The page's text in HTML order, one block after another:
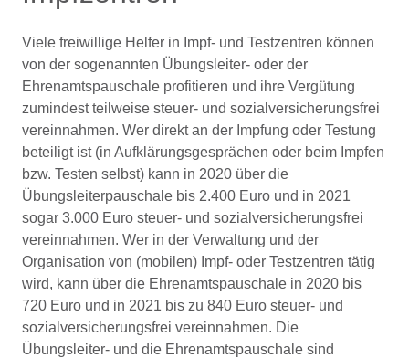
Viele freiwillige Helfer in Impf- und Testzentren können
von der sogenannten Übungsleiter- oder der
Ehrenamtspauschale profitieren und ihre Vergütung
zumindest teilweise steuer- und sozialversicherungsfrei
vereinnahmen. Wer direkt an der Impfung oder Testung
beteiligt ist (in Aufklärungsgesprächen oder beim Impfen
bzw. Testen selbst) kann in 2020 über die
Übungsleiterpauschale bis 2.400 Euro und in 2021
sogar 3.000 Euro steuer- und sozialversicherungsfrei
vereinnahmen. Wer in der Verwaltung und der
Organisation von (mobilen) Impf- oder Testzentren tätig
wird, kann über die Ehrenamtspauschale in 2020 bis
720 Euro und in 2021 bis zu 840 Euro steuer- und
sozialversicherungsfrei vereinnahmen. Die
Übungsleiter- und die Ehrenamtspauschale sind